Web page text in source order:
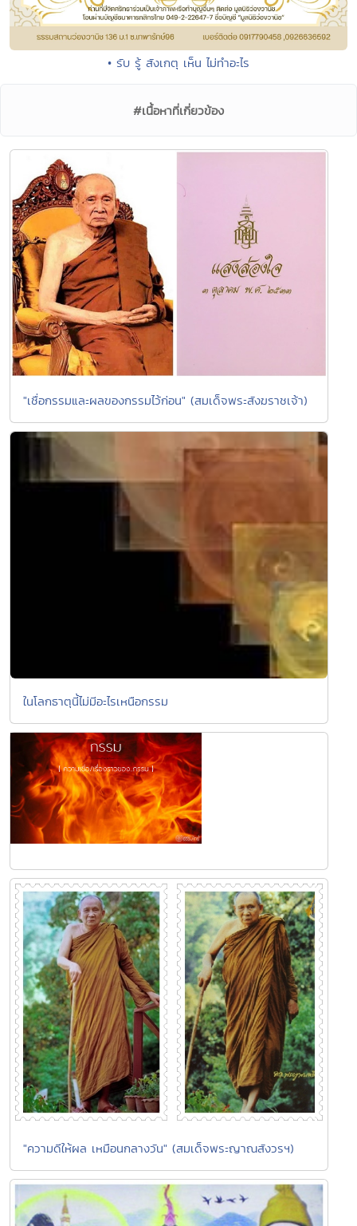
• รับ รู้ สังเกตุ เห็น ไม่ทำอะไร
#เนื้อหาที่เกี่ยวข้อง
"เชื่อกรรมและผลของกรรมไว้ก่อน" (สมเด็จพระสังฆราชเจ้า)
ในโลกธาตุนี้ไม่มีอะไรเหนือกรรม
"ความดีให้ผล เหมือนกลางวัน" (สมเด็จพระญาณสังวรฯ)